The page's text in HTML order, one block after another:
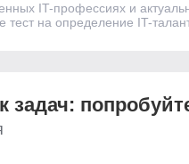
IT-профессиях и
на определение IT-
задач: